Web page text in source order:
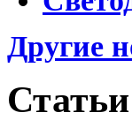
Другие
Статьи